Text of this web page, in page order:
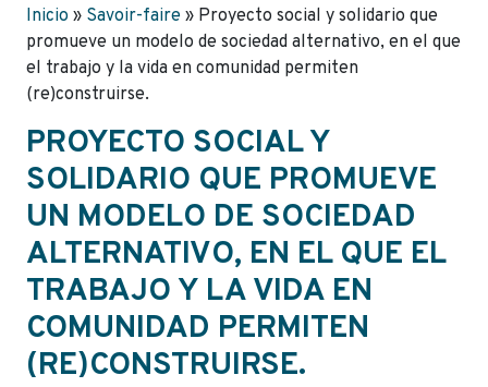
Inicio » Savoir-faire » Proyecto social y solidario que
promueve un modelo de sociedad alternativo, en el que
el trabajo y la vida en comunidad permiten
(re)construirse.
PROYECTO SOCIAL Y
SOLIDARIO QUE PROMUEVE
UN MODELO DE SOCIEDAD
ALTERNATIVO, EN EL QUE EL
TRABAJO Y LA VIDA EN
COMUNIDAD PERMITEN
(RE)CONSTRUIRSE.